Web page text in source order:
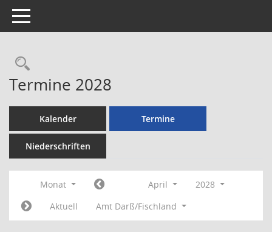
Toggle navigation
Rechercheauswahl
Termine 2028
Kalender Termine
Niederschriften
Monat April
2028
Aktuell
Amt Darß/Fischland